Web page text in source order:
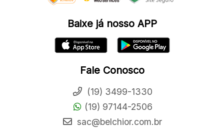
Baixe já nosso APP
Fale Conosco
(19) 3499-1330
(19) 97144-2506
sac@belchior.com.br